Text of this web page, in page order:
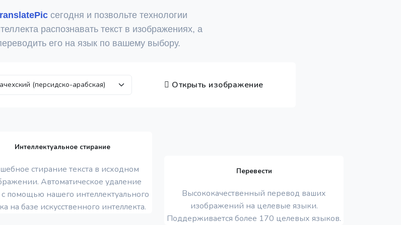
сегодня и позвольте технологии
распознавать текст в изображениях, а
его на язык по вашему выбору.
Открыть изображение
Интеллектуальное стирание
стирание текста в исходном
Автоматическое удаление
с помощью нашего интеллектуального
на базе искусственного интеллекта.
Перевести
Высококачественный перевод ваших
изображений на целевые языки.
Поддерживается более 170 целевых языков.